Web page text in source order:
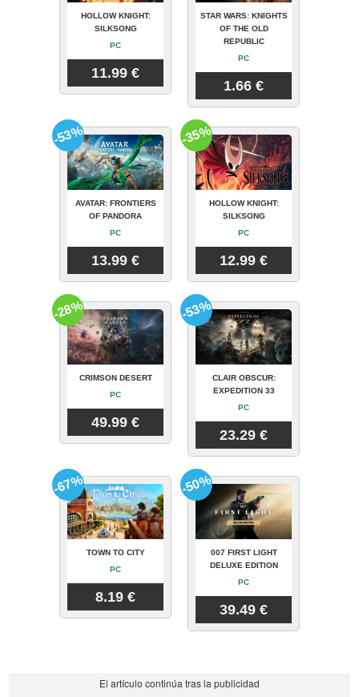
HOLLOW KNIGHT:
SILKSONG
PC
11.99 €
STAR WARS: KNIGHTS
OF THE OLD
REPUBLIC
PC
1.66 €
AVATAR: FRONTIERS
OF PANDORA
PC
13.99 €
-53%
HOLLOW KNIGHT:
SILKSONG
PC
12.99 €
-35%
CRIMSON DESERT
PC
49.99 €
-28%
CLAIR OBSCUR:
EXPEDITION 33
PC
23.29 €
-53%
TOWN TO CITY
PC
8.19 €
-67%
007 FIRST LIGHT
DELUXE EDITION
PC
39.49 €
-50%